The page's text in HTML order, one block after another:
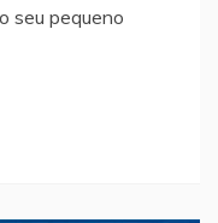
seu pequeno